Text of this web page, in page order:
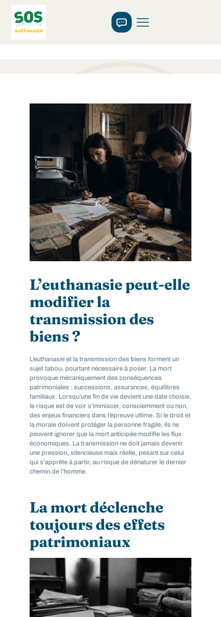
L’euthanasie peut-elle
modifier la
transmission des
biens ?
L’euthanasie et la transmission des biens forment un
sujet tabou, pourtant nécessaire à poser. La mort
provoque mécaniquement des conséquences
patrimoniales : successions, assurances, équilibres
familiaux. Lorsqu’une fin de vie devient une date choisie,
le risque est de voir s’immiscer, consciemment ou non,
des enjeux financiers dans l’épreuve ultime. Si le droit et
la morale doivent protéger la personne fragile, ils ne
peuvent ignorer que la mort anticipée modifie les flux
économiques. La transmission ne doit jamais devenir
une pression, silencieuse mais réelle, pesant sur celui
qui s’apprête à partir, au risque de dénaturer le dernier
chemin de l’homme.
La mort déclenche
toujours des effets
patrimoniaux